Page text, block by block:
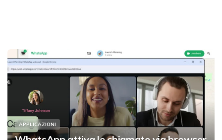
APPLICAZIONI